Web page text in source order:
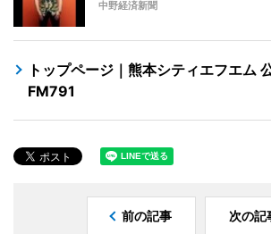
中野経済新聞
トップページ｜熊本シティエフエム
FM791
前の記事 次の記